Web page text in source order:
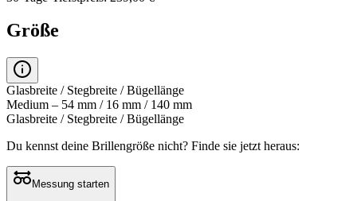
Größe
Glasbreite / Stegbreite / Bügellänge
Medium – 54 mm / 16 mm / 140 mm
Glasbreite / Stegbreite / Bügellänge
Du kennst deine Brillengröße nicht? Finde sie jetzt heraus:
Messung starten